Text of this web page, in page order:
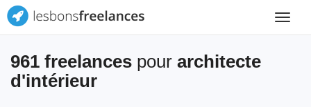
Toggle
961 freelances pour architecte
d'intérieur